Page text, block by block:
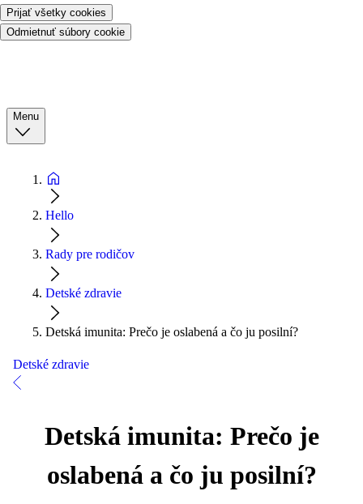
Prijať všetky cookies
Odmietnuť súbory cookie
Menu
Hello
Rady pre rodičov
Detské zdravie
Detská imunita: Prečo je oslabená a čo ju posilní?
Detské zdravie
Detská imunita: Prečo je
oslabená a čo ju posilní?